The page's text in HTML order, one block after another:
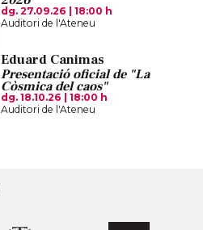
dg. 27.09.26
18:00 h
Auditori de l'Ateneu
Eduard Canimas
Presentació oficial de "La
Còsmica del caos"
dg. 18.10.26
18:00 h
Auditori de l'Ateneu